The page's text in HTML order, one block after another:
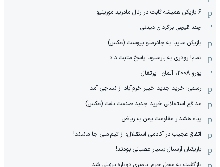
6 بازیکن همیشه ثابت در رئال مادرید مورینیو
چند قیچی برگردان دیدنی
بازیکن سایپا به چادرملو پیوست (عکس)
تمام! رودری به بارسلونا پاسخ مثبت داد
یورو 2008، آلمان - پرتغال
رسمی: خرید جدید خیبر خرم‌آباد از نساجی آمد
مدافع استقلالی خرید جدید صنعت نفت (عکس)
پیام هشدار مقاومت یمن به ریاض
اتفاق عجیب در آکادمی استقلال: از تیم ملی جا ماندند!
بازیکنان آرسنال بسیار عصبانی بودند!
بازگشت به محل جرم: باصری دوباره برزیلی شد